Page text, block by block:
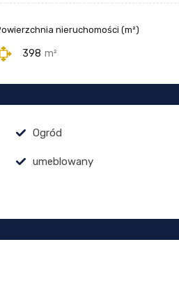
nieruchomości (m²)
398 m²
Ogród
umeblowany